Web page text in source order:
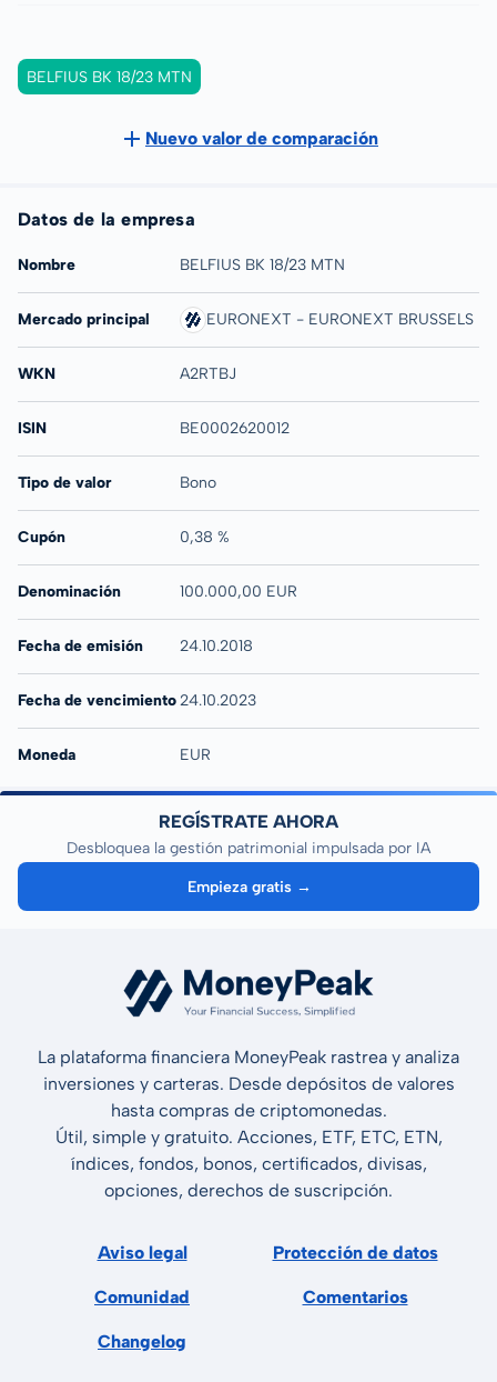
BELFIUS BK 18/23 MTN
Nuevo valor de comparación
Datos de la empresa
Nombre BELFIUS BK 18/23 MTN
Mercado principal EURONEXT - EURONEXT BRUSSELS
WKN A2RTBJ
ISIN BE0002620012
Tipo de valor Bono
Cupón 0,38 %
Denominación 100.000,00 EUR
Fecha de emisión 24.10.2018
Fecha de vencimiento24.10.2023
Moneda EUR
REGÍSTRATE AHORA
Desbloquea la gestión patrimonial impulsada por IA
Empieza gratis →
La plataforma financiera MoneyPeak rastrea y analiza
inversiones y carteras. Desde depósitos de valores
hasta compras de criptomonedas.
Útil, simple y gratuito. Acciones, ETF, ETC, ETN,
índices, fondos, bonos, certificados, divisas,
opciones, derechos de suscripción.
Aviso legal Protección de datos
Comunidad Comentarios
Changelog